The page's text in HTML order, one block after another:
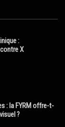
:
X
: la FYRM offre-t-
?